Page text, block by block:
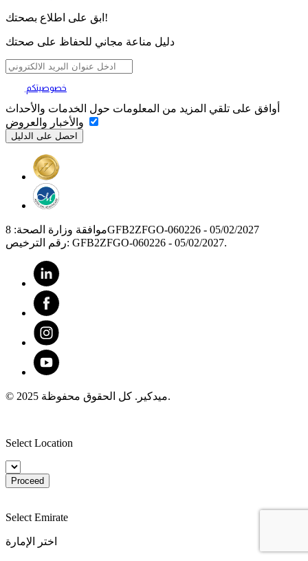
ابق على اطلاع بصحتك!
دليل مناعة مجاني للحفاظ على صحتك
خصوصيتكم
أوافق على تلقي المزيد من المعلومات حول الخدمات والأحداث
موافقة وزارة الصحة: 8GFB2ZFGO-060226 - 05/02/2027
رقم الترخيص: GFB2ZFGO-060226 - 05/02/2027.
© 2025 ميدكير. كل الحقوق محفوظة.
Select Location
Proceed
Select Emirate
اختر الإمارة